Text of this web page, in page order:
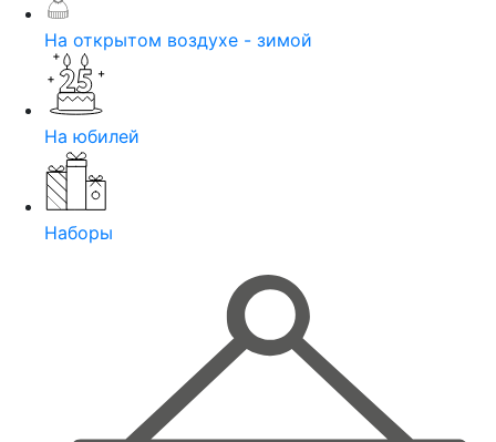
На открытом воздухе - зимой
На юбилей
Наборы